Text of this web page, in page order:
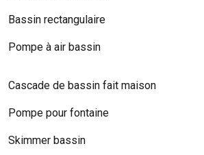
Bassin rectangulaire
Pompe à air bassin
Cascade de bassin fait maison
Pompe pour fontaine
Skimmer bassin